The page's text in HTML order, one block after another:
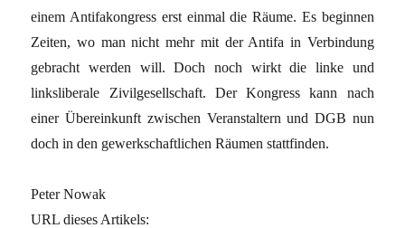
einem Antifakongress erst einmal die Räume. Es beginnen
Zeiten, wo man nicht mehr mit der Antifa in Verbindung
gebracht werden will. Doch noch wirkt die linke und
linksliberale Zivilgesellschaft. Der Kongress kann nach
einer Übereinkunft zwischen Veranstaltern und DGB nun
doch in den gewerkschaftlichen Räumen stattfinden.
Peter Nowak
URL dieses Artikels: